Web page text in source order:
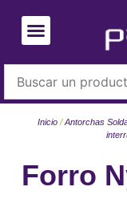
Forro
Inicio/Antorchas